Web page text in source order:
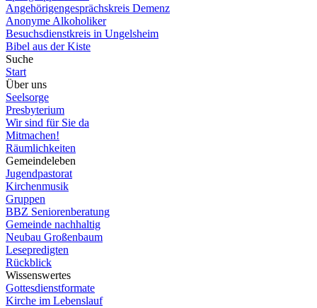
Angehörigengesprächskreis Demenz
Anonyme Alkoholiker
Besuchsdienstkreis in Ungelsheim
Bibel aus der Kiste
Suche
Start
Über uns
Seelsorge
Presbyterium
Wir sind für Sie da
Mitmachen!
Räumlichkeiten
Gemeindeleben
Jugendpastorat
Kirchenmusik
Gruppen
BBZ Seniorenberatung
Gemeinde nachhaltig
Neubau Großenbaum
Lesepredigten
Rückblick
Wissenswertes
Gottesdienstformate
Kirche im Lebenslauf